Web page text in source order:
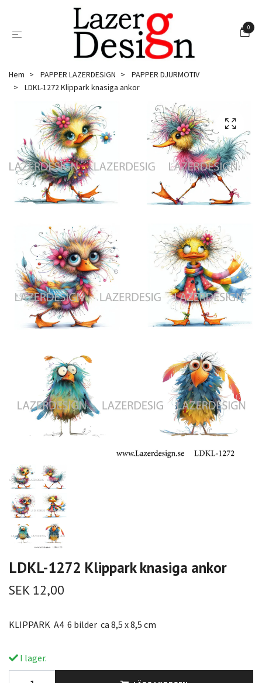
0
Hem PAPPER LAZERDESIGN
PAPPER DJURMOTIV
LDKL-1272 Klippark knasiga ankor
LDKL-1272 Klippark knasiga ankor
SEK 12,00
KLIPPARK A4 6 bilder ca 8,5 x 8,5 cm
I lager.